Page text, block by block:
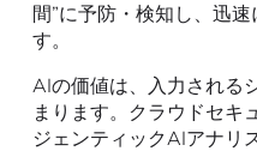
間”に予防・検知し、迅
す。
AIの価値は、入力される
まります。クラウドセキ
ジェンティックAIアナリ